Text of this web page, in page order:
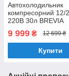
Автохолодильник
компресорний 12/
220В 30л BREVIA
портативний
(22510)
9 999 ₴ 12 699 ₴
Купити